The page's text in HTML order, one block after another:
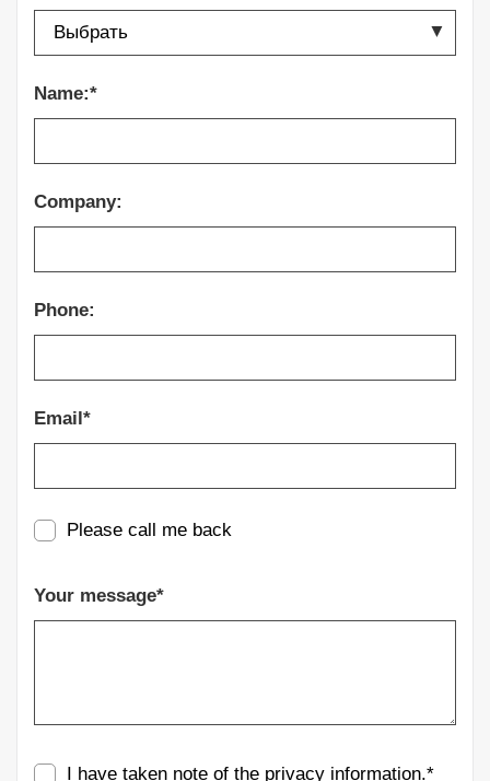
Name:*
Company:
Phone:
Email*
Please call me back
Your message*
I have taken note of the privacy information.*